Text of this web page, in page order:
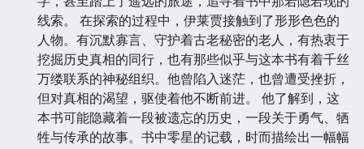
线索。 在探索的过程中，伊莱贾接触到了形形色色的
人物。有沉默寡言、守护着古老秘密的老人，有热衷于
挖掘历史真相的同行，也有那些似乎与这本书有着千丝
万缕联系的神秘组织。他曾陷入迷茫，也曾遭受挫折，
但对真相的渴望，驱使着他不断前进。 他了解到，这
本书可能隐藏着一段被遗忘的历史，一段关于勇气、牺
牲与传承的故事。书中零星的记载，时而描绘出一幅幅